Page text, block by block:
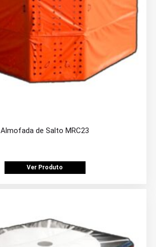
Almofada de Salto MRC23
Ver Produto